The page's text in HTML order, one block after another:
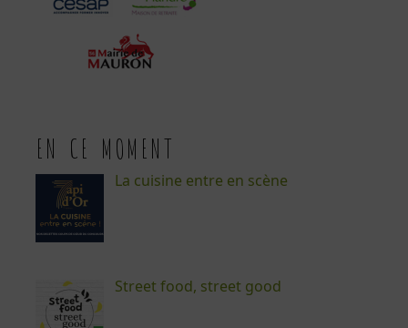
EN CE MOMENT
La cuisine entre en scène
Street food, street good